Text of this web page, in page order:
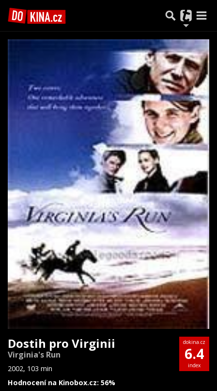
Dostih pro Virginii
Virginia's Run
2002, 103 min
Hodnocení na Kinobox.cz: 56%
dokina.cz
6.4
index